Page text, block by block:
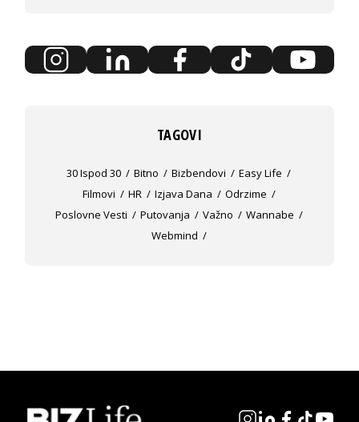
TAGOVI
30 Ispod 30 Bitno Bizbendovi
Easy Life
Filmovi
HR Izjava Dana
Odrzime
Poslovne Vesti
Putovanja Važno
Wannabe
Webmind